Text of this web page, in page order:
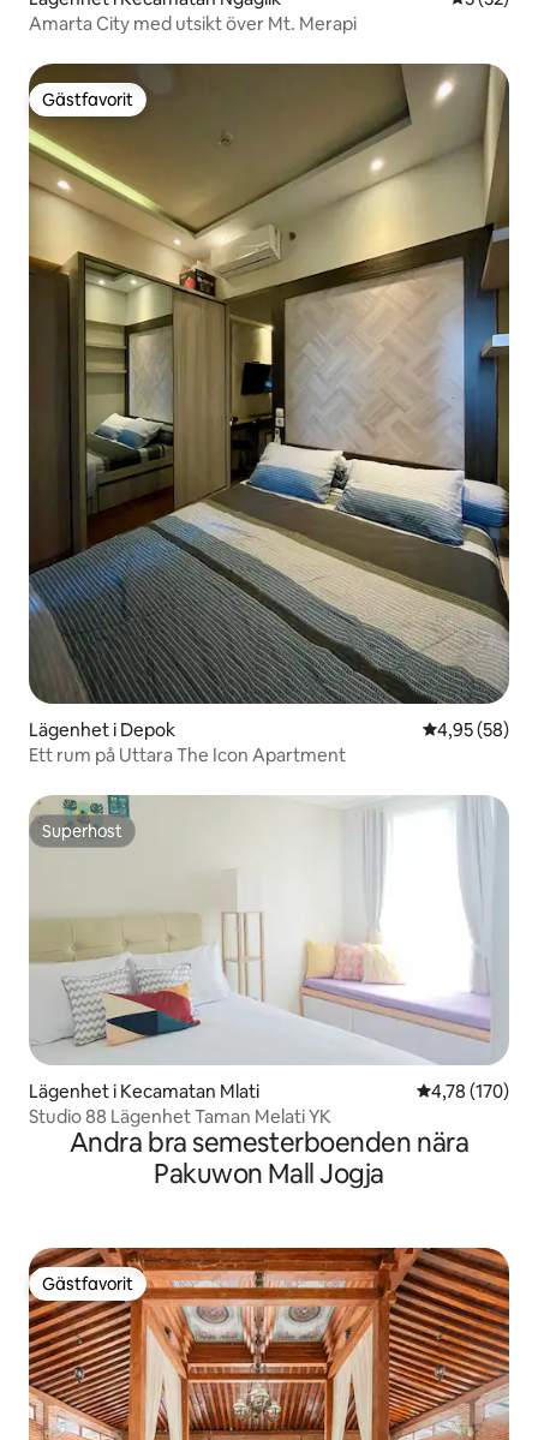
Amarta City med utsikt över Mt. Merapi
Gästfavorit
Gästfavorit
Lägenhet i Depok 4,95 av 5 i
4,95 (58)
Ett rum på Uttara The Icon Apartment
Superhost
Superhost
Lägenhet i Kecamatan Mlati 4,78 av 5 i
4,78 (170)
Studio 88 Lägenhet Taman Melati YK
Andra bra semesterboenden nära
Pakuwon Mall Jogja
Gästfavorit
Gästfavorit